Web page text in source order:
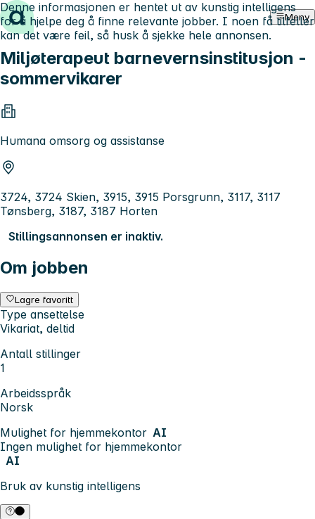
Hopp til innhold Meny
Miljøterapeut barnevernsinstitusjon -
sommervikarer
Humana omsorg og assistanse
3724, 3724 Skien, 3915, 3915 Porsgrunn, 3117, 3117
Tønsberg, 3187, 3187 Horten
Stillingsannonsen er inaktiv.
Om jobben
Lagre favoritt
Type ansettelse
Vikariat, deltid
Antall stillinger
1
Arbeidsspråk
Norsk
Mulighet for hjemmekontor AI
Ingen mulighet for hjemmekontor
AI
Bruk av kunstig intelligens
Denne informasjonen er hentet ut av kunstig intelligens
for å hjelpe deg å finne relevante jobber. I noen få tilfeller
kan det være feil, så husk å sjekke hele annonsen.